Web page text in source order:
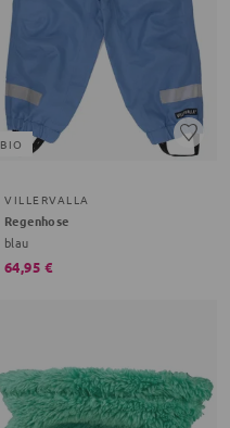
BIO
VILLERVALLA
Regenhose
blau
64,95 €